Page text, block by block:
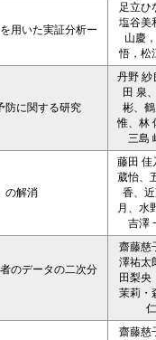
用いた実証分析ー
足立ひ
塩谷美
山慶
悟，松
防に関する研究
丹野 紗
田 泉
彬、
惟、林
三島
の解消
藤田 佳
葳怡、
香、
月、水
吉澤
のデータの二次分
齋藤慈
澤祐太
田梨央
茉莉・
仁
齋藤慈